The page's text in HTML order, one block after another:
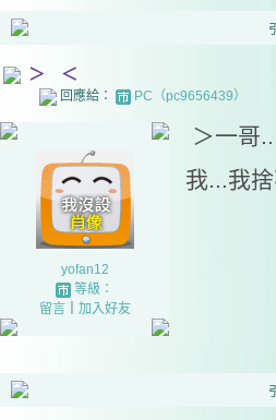
＞ ＜
回應給： PC（pc9656439）
yofan12
等級：
留言｜ 加入好友
＞一哥
我...我